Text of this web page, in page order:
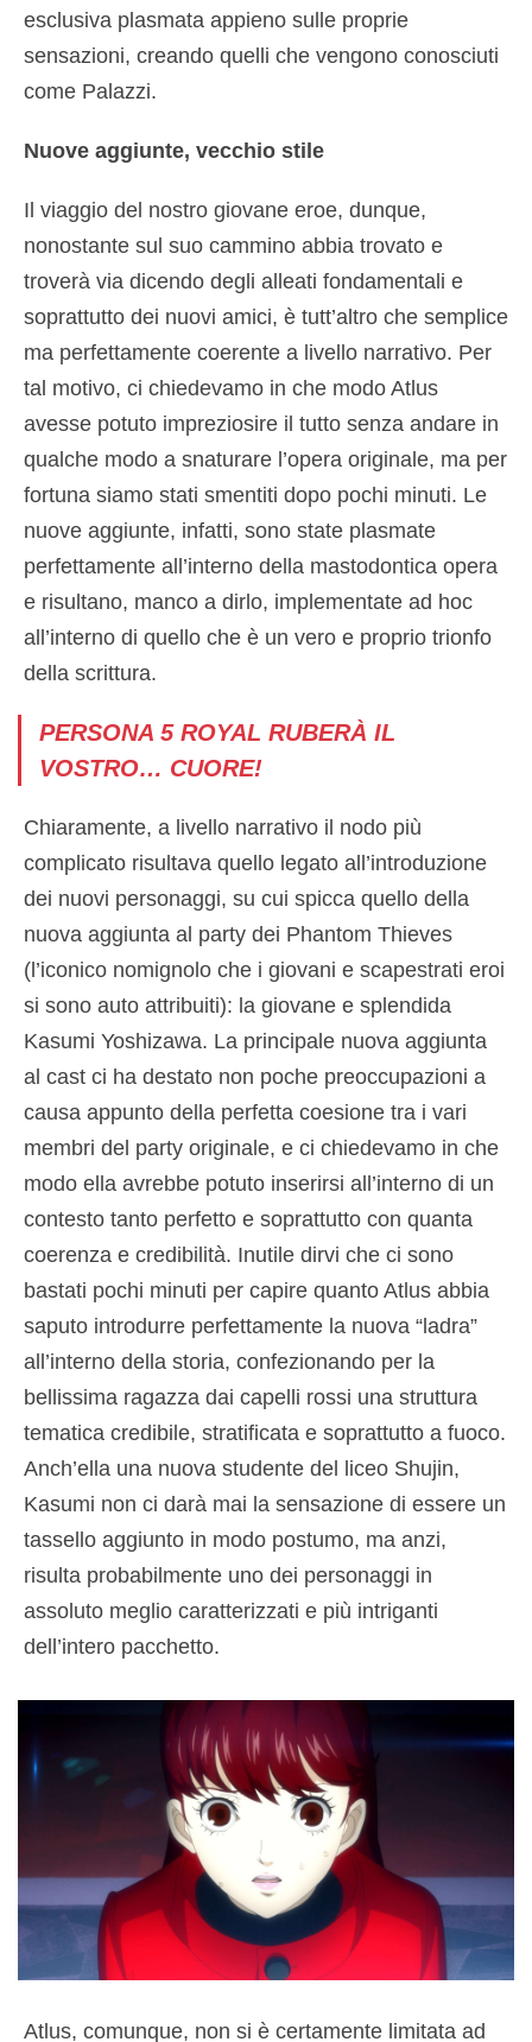
esclusiva plasmata appieno sulle proprie
sensazioni, creando quelli che vengono conosciuti
come Palazzi.
Nuove aggiunte, vecchio stile
Il viaggio del nostro giovane eroe, dunque,
nonostante sul suo cammino abbia trovato e
troverà via dicendo degli alleati fondamentali e
soprattutto dei nuovi amici, è tutt’altro che semplice
ma perfettamente coerente a livello narrativo. Per
tal motivo, ci chiedevamo in che modo Atlus
avesse potuto impreziosire il tutto senza andare in
qualche modo a snaturare l’opera originale, ma per
fortuna siamo stati smentiti dopo pochi minuti. Le
nuove aggiunte, infatti, sono state plasmate
perfettamente all’interno della mastodontica opera
e risultano, manco a dirlo, implementate ad hoc
all’interno di quello che è un vero e proprio trionfo
della scrittura.
PERSONA 5 ROYAL RUBERÀ IL
VOSTRO… CUORE!
Chiaramente, a livello narrativo il nodo più
complicato risultava quello legato all’introduzione
dei nuovi personaggi, su cui spicca quello della
nuova aggiunta al party dei Phantom Thieves
(l’iconico nomignolo che i giovani e scapestrati eroi
si sono auto attribuiti): la giovane e splendida
Kasumi Yoshizawa. La principale nuova aggiunta
al cast ci ha destato non poche preoccupazioni a
causa appunto della perfetta coesione tra i vari
membri del party originale, e ci chiedevamo in che
modo ella avrebbe potuto inserirsi all’interno di un
contesto tanto perfetto e soprattutto con quanta
coerenza e credibilità. Inutile dirvi che ci sono
bastati pochi minuti per capire quanto Atlus abbia
saputo introdurre perfettamente la nuova “ladra”
all’interno della storia, confezionando per la
bellissima ragazza dai capelli rossi una struttura
tematica credibile, stratificata e soprattutto a fuoco.
Anch’ella una nuova studente del liceo Shujin,
Kasumi non ci darà mai la sensazione di essere un
tassello aggiunto in modo postumo, ma anzi,
risulta probabilmente uno dei personaggi in
assoluto meglio caratterizzati e più intriganti
dell’intero pacchetto.
Atlus, comunque, non si è certamente limitata ad